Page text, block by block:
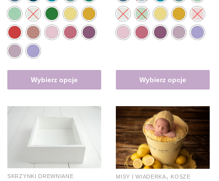
Wybierz opcje Wybierz opcje
SKRZYNKI DREWNIANE MISY I WIADERKA, KOSZE